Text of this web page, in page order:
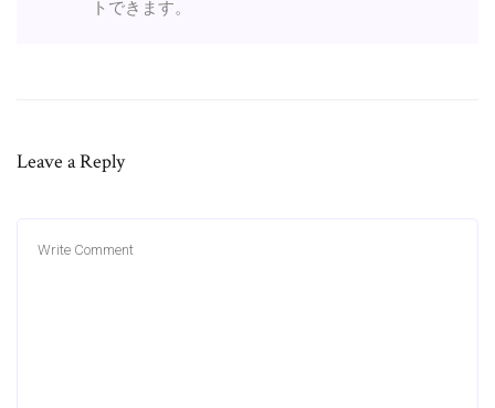
トできます。
Leave a Reply